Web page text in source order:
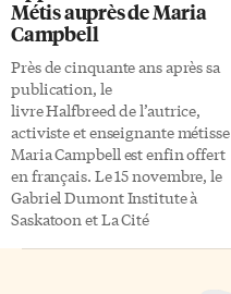
pignon sur la rue Gerrard. Mais
son entrée, plutôt discrète, se
trouve du côté de la rue
Berkeley. Il est […]
Métis auprès de Maria
Campbell
Près de cinquante ans après sa
publication, le
livre Halfbreed de l’autrice,
activiste et enseignante métisse
Maria Campbell est enfin offert
en français. Le 15 novembre, le
Gabriel Dumont Institute à
Saskatoon et La Cité